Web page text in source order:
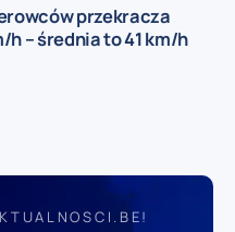
przekracza
– średnia to 41 km/h